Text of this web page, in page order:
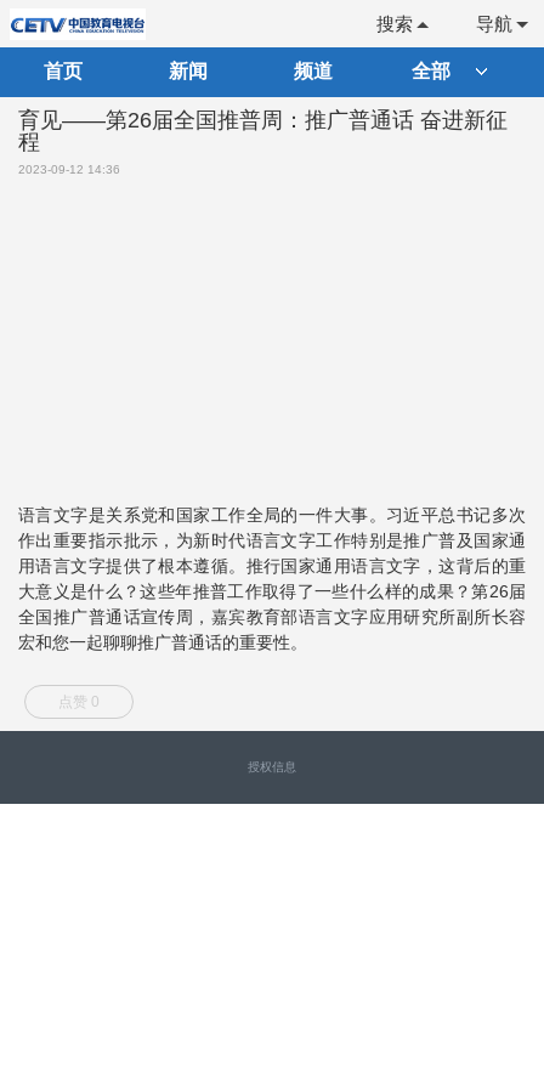
导航
搜索
首页 新闻 频道 全部
育见——第26届全国推普周：推广普通话 奋进新征
程
2023-09-12 14:36
语言文字是关系党和国家工作全局的一件大事。习近平总书记多次
作出重要指示批示，为新时代语言文字工作特别是推广普及国家通
用语言文字提供了根本遵循。推行国家通用语言文字，这背后的重
大意义是什么？这些年推普工作取得了一些什么样的成果？第26届
全国推广普通话宣传周，嘉宾教育部语言文字应用研究所副所长容
宏和您一起聊聊推广普通话的重要性。
点赞 0
授权信息